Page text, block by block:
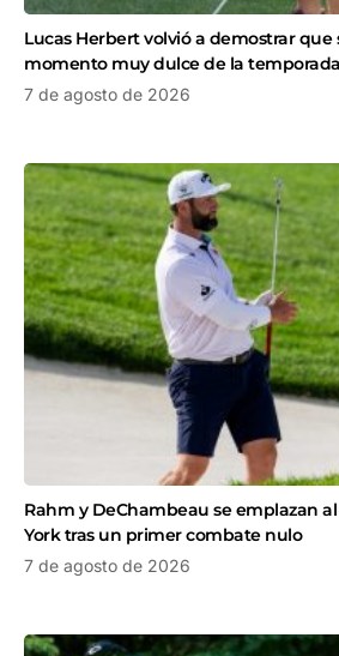
Lucas Herbert volvió a demostrar
momento muy dulce de la temporada
7 de agosto de 2026
Rahm y DeChambeau se emplazan
York tras un primer combate nulo
7 de agosto de 2026